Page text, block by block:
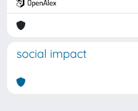
social impact